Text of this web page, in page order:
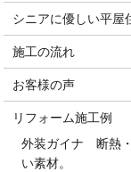
シニアに優しい平屋
施工の流れ
お客様の声
リフォーム施工例
外装ガイナ 断熱
い素材。